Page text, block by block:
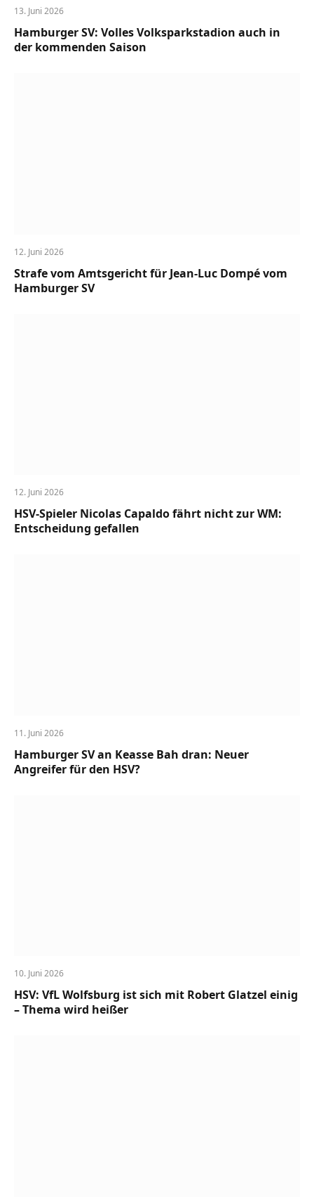
13. Juni 2026
Hamburger SV: Volles Volksparkstadion auch in
der kommenden Saison
12. Juni 2026
Strafe vom Amtsgericht für Jean-Luc Dompé vom
Hamburger SV
12. Juni 2026
HSV-Spieler Nicolas Capaldo fährt nicht zur WM:
Entscheidung gefallen
11. Juni 2026
Hamburger SV an Keasse Bah dran: Neuer
Angreifer für den HSV?
10. Juni 2026
HSV: VfL Wolfsburg ist sich mit Robert Glatzel einig
– Thema wird heißer